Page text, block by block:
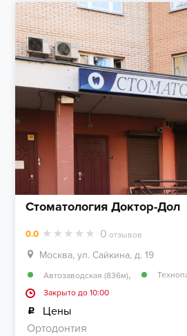
Стоматология Доктор-Дол
0.0 0 отзывов
Москва, ул. Сайкина, д. 19
Автозаводская (836м),
Закрыто до 10:00
Цены
Ортодонтия